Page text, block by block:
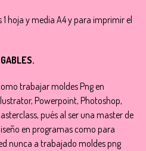
hoja y media A4 y para imprimir el
trabajar moldes Png en
Powerpoint, Photoshop,
pués al ser una master de
en programas como para
nunca a trabajado moldes png